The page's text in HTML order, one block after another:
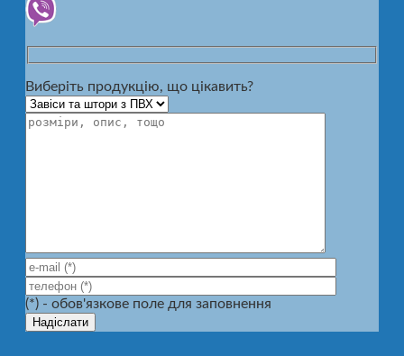
Виберіть продукцію, що цікавить?
(*) - обов'язкове поле для заповнення